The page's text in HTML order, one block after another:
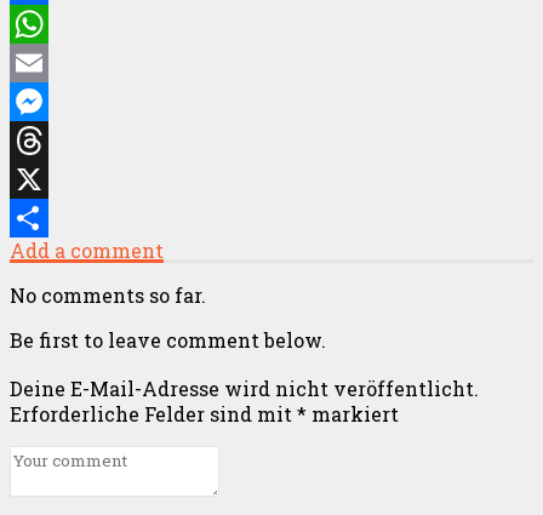
Facebook
WhatsApp
Email
Messenger
Threads
X
Teilen
Add a comment
No comments so far.
Be first to leave comment below.
Deine E-Mail-Adresse wird nicht veröffentlicht.
Erforderliche Felder sind mit * markiert